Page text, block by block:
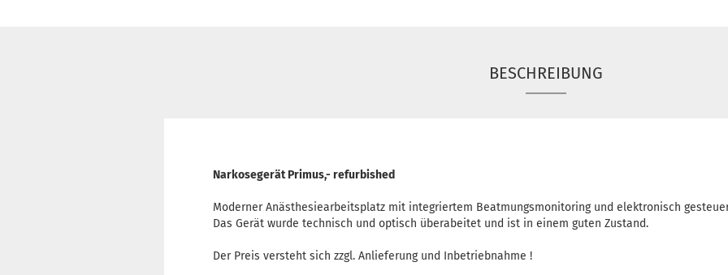
BESCHREIBUNG
Narkosegerät Primus,- refurbished
Moderner Anästhesiearbeitsplatz mit integriertem Beatmungsmonitoring und elektronisch
Das Gerät wurde technisch und optisch überabeitet und ist in einem guten Zustand.
Der Preis versteht sich zzgl. Anlieferung und Inbetriebnahme !